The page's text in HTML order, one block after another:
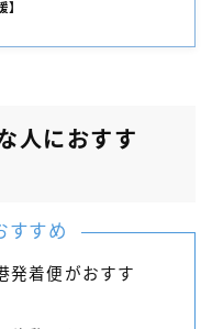
】
人におすす
すすめ
発着便がおすす